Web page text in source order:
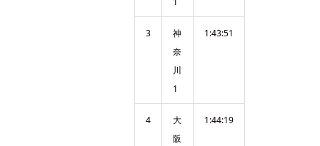
3
神
奈
川
1
1:43:51
4
大
阪
1:44:19